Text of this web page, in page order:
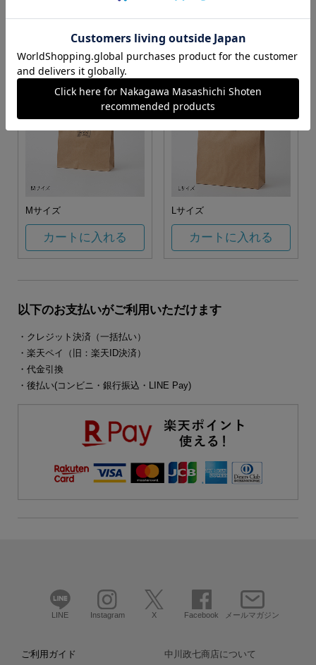
カートに入れる カートに入れる
Mサイズ
カートに入れる
Lサイズ
カートに入れる
以下のお支払いがご利用いただけます
・クレジット決済（一括払い）
・楽天ペイ（旧：楽天ID決済）
・代金引換
・後払い(コンビニ・銀行振込・LINE Pay)
LINE Instagram X Facebook メールマガジン
ご利用ガイド 中川政七商店について